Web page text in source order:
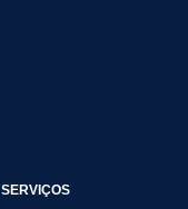
SERVIÇOS